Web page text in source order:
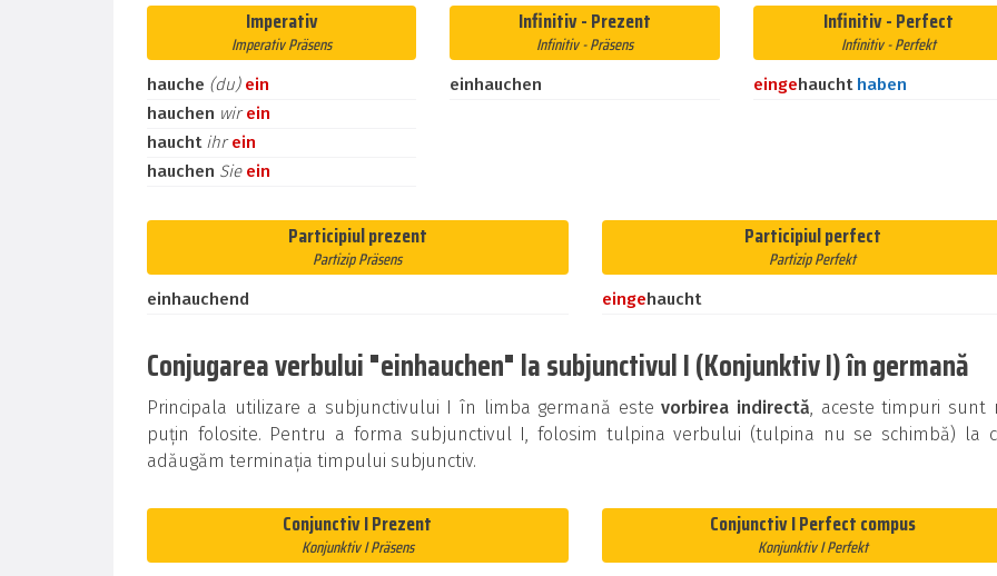
Imperativ
Imperativ Präsens
hauche (du) ein
hauchen wirein
haucht ihrein
hauchen Sie ein
Infinitiv - Prezent
Infinitiv - Präsens
einhauchen
Infinitiv - Perfect
Infinitiv - Perfekt
eingehaucht haben
Participiul prezent
Partizip Präsens
einhauchend
Participiul perfect
Partizip Perfekt
eingehaucht
Conjugarea verbului "einhauchen" la subjunctivul I (Konjunktiv I) în germană
Principala utilizare a subjunctivului I în limba germană estevorbirea indirectă, aceste timpuri sunt
puțin folosite. Pentru a forma subjunctivul I, folosim tulpina verbului (tulpina nu se schimbă) la
adăugăm terminația timpului subjunctiv.
Conjunctiv I Prezent
Konjunktiv I Präsens
Conjunctiv I Perfect compus
Konjunktiv I Perfekt